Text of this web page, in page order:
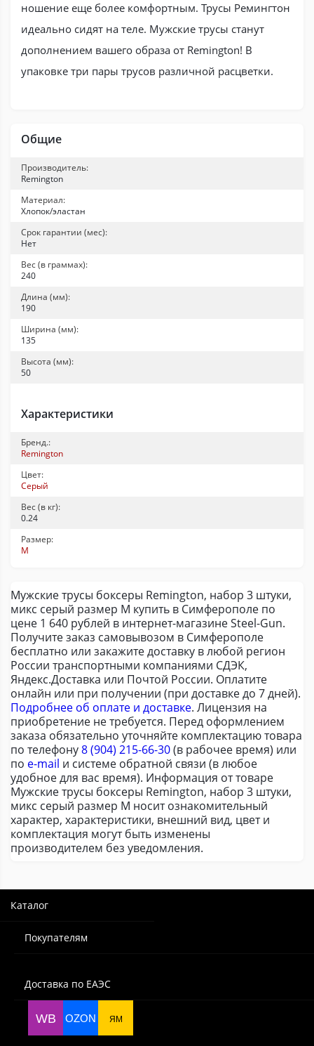
ношение еще более комфортным. Трусы Ремингтон
идеально сидят на теле. Мужские трусы станут
дополнением вашего образа от Remington! В
упаковке три пары трусов различной расцветки.
Общие
Производитель:
Remington
Материал:
Хлопок/эластан
Срок гарантии (мес):
Нет
Вес (в граммах):
240
Длина (мм):
190
Ширина (мм):
135
Высота (мм):
50
Характеристики
Бренд.:
Remington
Цвет:
Серый
Вес (в кг):
0.24
Размер:
M
Мужские трусы боксеры Remington, набор 3 штуки,
микс серый размер M купить в Симферополе по
цене 1 640 рублей в интернет-магазине Steel-Gun.
Получите заказ самовывозом в Симферополе
бесплатно или закажите доставку в любой регион
России транспортными компаниями СДЭК,
Яндекс.Доставка или Почтой России. Оплатите
онлайн или при получении (при доставке до 7 дней).
Подробнее об оплате и доставке. Лицензия на
приобретение не требуется. Перед оформлением
заказа обязательно уточняйте комплектацию товара
по телефону8 (904) 215-66-30(в рабочее время) или
по e-mail и системе обратной связи (в любое
удобное для вас время). Информация от товаре
Мужские трусы боксеры Remington, набор 3 штуки,
микс серый размер M носит ознакомительный
характер, характеристики, внешний вид, цвет и
комплектация могут быть изменены
производителем без уведомления.
Каталог
Покупателям
Доставка по ЕАЭС
WB OZON ЯМ